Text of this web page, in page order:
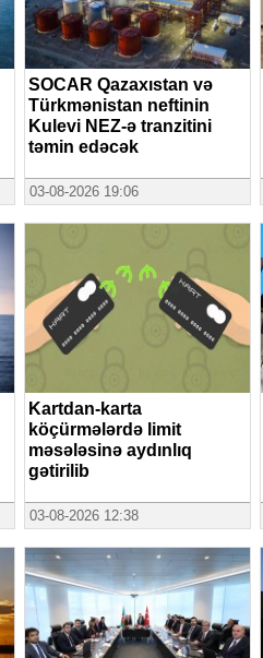
SOCAR Qazaxıstan və
Türkmənistan neftinin
Kulevi NEZ-ə tranzitini
təmin edəcək
03-08-2026 19:06
Kartdan-karta
köçürmələrdə limit
məsələsinə aydınlıq
gətirilib
03-08-2026 12:38